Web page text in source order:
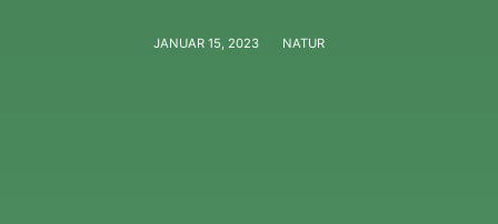
JANUAR 15, 2023 NATUR